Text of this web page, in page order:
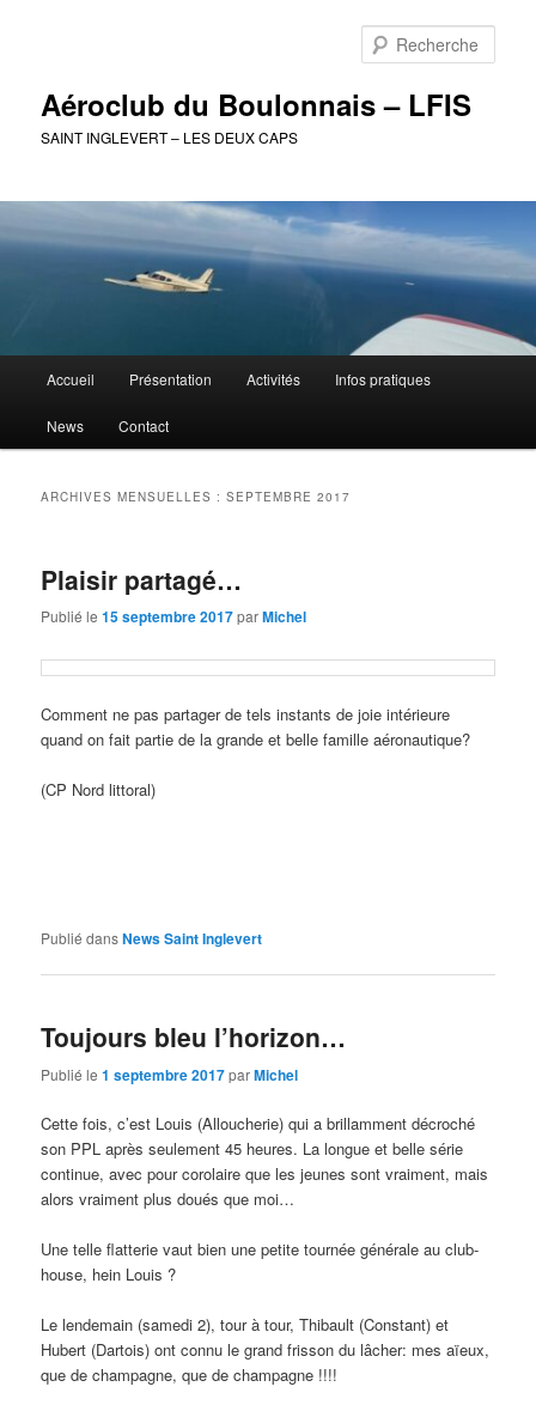
Aéroclub du Boulonnais – LFIS
SAINT INGLEVERT – LES DEUX CAPS
principal
Accueil Présentation Activités Infos pratiques
News Contact
ARCHIVES MENSUELLES :SEPTEMBRE 2017
Plaisir partagé…
Publié le15 septembre 2017parMichel
Comment ne pas partager de tels instants de joie intérieure
quand on fait partie de la grande et belle famille aéronautique?
(CP Nord littoral)
Publié dansNews Saint Inglevert
Toujours bleu l’horizon…
Publié le1 septembre 2017parMichel
Cette fois, c’est Louis (Alloucherie) qui a brillamment décroché
son PPL après seulement 45 heures. La longue et belle série
continue, avec pour corolaire que les jeunes sont vraiment, mais
alors vraiment plus doués que moi…
Une telle flatterie vaut bien une petite tournée générale au club-
house, hein Louis ?
Le lendemain (samedi 2), tour à tour, Thibault (Constant) et
Hubert (Dartois) ont connu le grand frisson du lâcher: mes aïeux,
que de champagne, que de champagne !!!!